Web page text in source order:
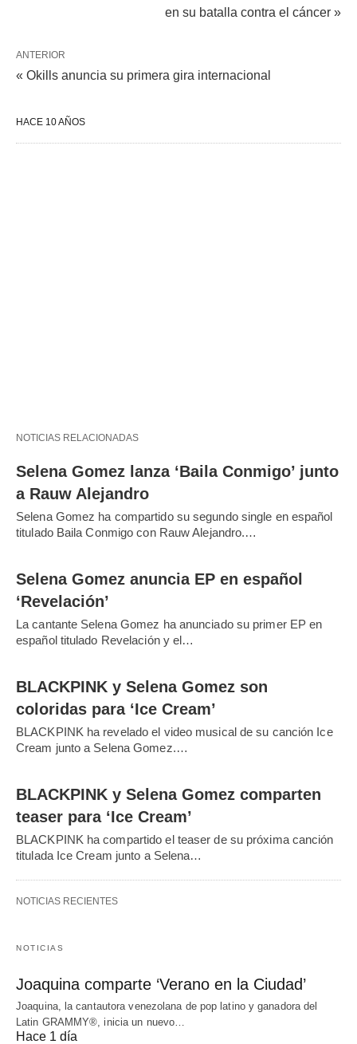
en su batalla contra el cáncer »
ANTERIOR
« Okills anuncia su primera gira internacional
HACE 10 AÑOS
NOTICIAS RELACIONADAS
Selena Gomez lanza ‘Baila Conmigo’ junto
a Rauw Alejandro
Selena Gomez ha compartido su segundo single en español
titulado Baila Conmigo con Rauw Alejandro.…
Selena Gomez anuncia EP en español
‘Revelación’
La cantante Selena Gomez ha anunciado su primer EP en
español titulado Revelación y el…
BLACKPINK y Selena Gomez son
coloridas para ‘Ice Cream’
BLACKPINK ha revelado el video musical de su canción Ice
Cream junto a Selena Gomez.…
BLACKPINK y Selena Gomez comparten
teaser para ‘Ice Cream’
BLACKPINK ha compartido el teaser de su próxima canción
titulada Ice Cream junto a Selena…
NOTICIAS RECIENTES
NOTICIAS
Joaquina comparte ‘Verano en la Ciudad’
Joaquina, la cantautora venezolana de pop latino y ganadora del
Latin GRAMMY®, inicia un nuevo…
Hace 1 día